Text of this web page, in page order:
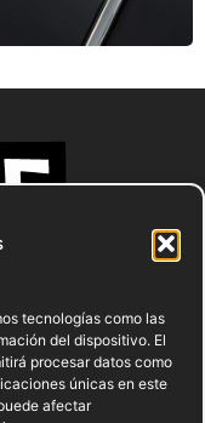
tecnologías como las
del dispositivo. El
procesar datos como
únicas en este
afectar